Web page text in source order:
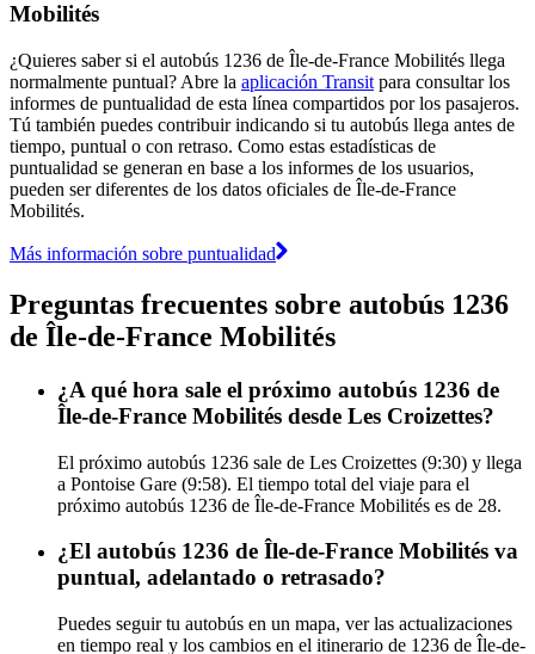
Mobilités
¿Quieres saber si el autobús 1236 de Île-de-France Mobilités llega
normalmente puntual? Abre la aplicación Transit para consultar los
informes de puntualidad de esta línea compartidos por los pasajeros.
Tú también puedes contribuir indicando si tu autobús llega antes de
tiempo, puntual o con retraso. Como estas estadísticas de
puntualidad se generan en base a los informes de los usuarios,
pueden ser diferentes de los datos oficiales de Île-de-France
Mobilités.
Más información sobre puntualidad
Preguntas frecuentes sobre autobús 1236
de Île-de-France Mobilités
¿A qué hora sale el próximo autobús 1236 de
Île-de-France Mobilités desde Les Croizettes?
El próximo autobús 1236 sale de Les Croizettes (9:30) y llega
a Pontoise Gare (9:58). El tiempo total del viaje para el
próximo autobús 1236 de Île-de-France Mobilités es de 28.
¿El autobús 1236 de Île-de-France Mobilités va
puntual, adelantado o retrasado?
Puedes seguir tu autobús en un mapa, ver las actualizaciones
en tiempo real y los cambios en el itinerario de 1236 de Île-de-